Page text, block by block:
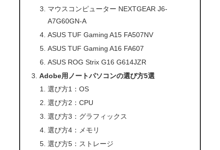
マウスコンピューター NEXTGEAR J6-
A7G60GN-A
ASUS TUF Gaming A15 FA507NV
ASUS TUF Gaming A16 FA607
ASUS ROG Strix G16 G614JZR
Adobe用ノートパソコンの選び方5選
選び方1：OS
選び方2：CPU
選び方3：グラフィックス
選び方4：メモリ
選び方5：ストレージ